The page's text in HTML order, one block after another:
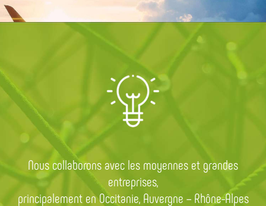
Nous collaborons avec les moyennes et grandes
entreprises,
principalement en Occitanie, Auvergne – Rhône-Alpes